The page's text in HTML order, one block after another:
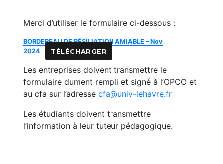
Merci d’utiliser le formulaire ci-dessous :
BORDEREAU DE RÉSILIATION AMIABLE – Nov
2024
TÉLÉCHARGER
Les entreprises doivent transmettre le
formulaire dument rempli et signé à l’OPCO et
au cfa sur l’adressecfa@univ-lehavre.fr
Les étudiants doivent transmettre
l’information à leur tuteur pédagogique.